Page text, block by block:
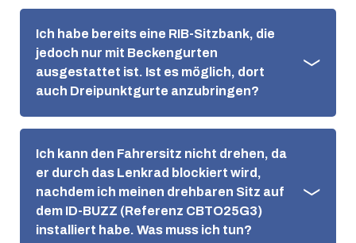
Ich habe bereits eine RIB-Sitzbank, die
jedoch nur mit Beckengurten
ausgestattet ist. Ist es möglich, dort
auch Dreipunktgurte anzubringen?
Ich kann den Fahrersitz nicht drehen, da
er durch das Lenkrad blockiert wird,
nachdem ich meinen drehbaren Sitz auf
dem ID-BUZZ (Referenz CBTO25G3)
installiert habe. Was muss ich tun?